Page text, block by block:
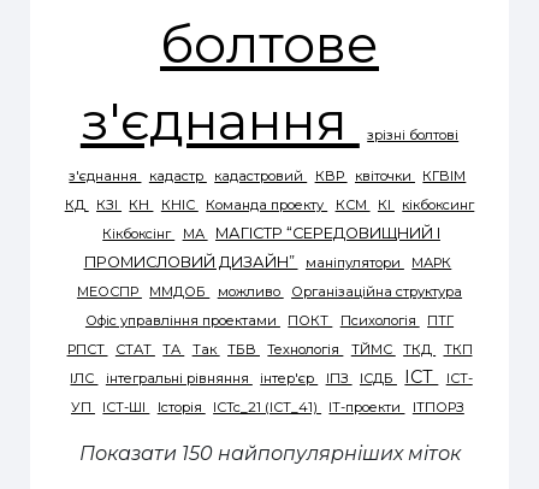
болтове
з'єднання
зрізні болтові
з'єднання кадастр кадастровий КВР квіточки
КГBIM
КД
КЗІ КН КНІС Команда проекту КСМ КІ
кікбоксинг
Кікбоксінг
МА
МАГІСТР “СЕРЕДОВИЩНИЙ І
ПРОМИСЛОВИЙ ДИЗАЙН”
маніпулятори
МАРК
МЕОСПР
ММДОБ можливо
Організаційна структура
Офіс управління проектами
ПОКТ Психологія
ПТГ
РПСТ
СТАТ ТА Так ТБВ Технологія ТЙМС ТКД
ТКП
ІЛС
інтегральні рівняння інтер'єр ІПЗ ІСДБ ІСТ
ІСТ-
УП
ІСТ-ШІ Історія ІСТс_21 (ІСТ_41) ІТ-проекти ІТПОРЗ
Показати 150 найпопулярніших міток